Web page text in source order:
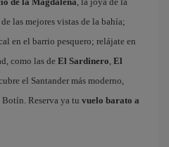
las mejores vistas de la bahía;
en el barrio pesquero; relájate en
como las de El Sardinero, El
el Santander más moderno,
Reserva ya tu vuelo barato a